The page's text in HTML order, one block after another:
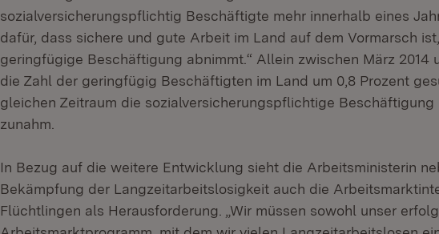
sozialversicherungspflichtig Beschäftigte mehr innerhalb eines
dafür, dass sichere und gute Arbeit im Land auf dem Vormarsch
geringfügige Beschäftigung abnimmt.“ Allein zwischen März 2014
die Zahl der geringfügig Beschäftigten im Land um 0,8 Prozent
gleichen Zeitraum die sozialversicherungspflichtige Beschäftigung
zunahm.
In Bezug auf die weitere Entwicklung sieht die Arbeitsministerin
Bekämpfung der Langzeitarbeitslosigkeit auch die
Flüchtlingen als Herausforderung. „Wir müssen sowohl unser